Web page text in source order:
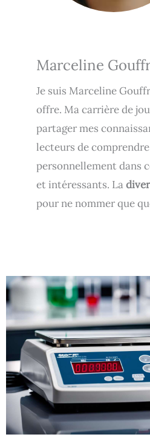
Marceline
Je suis Marceline
offre. Ma carrière de
partager mes
lecteurs de
personnellement dans
et intéressants. La
pour ne nommer que